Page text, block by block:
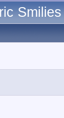
Smilies